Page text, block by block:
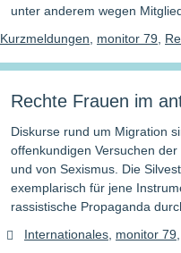
unter anderem wegen
Kurzmeldungen monitor 79
Rechte Frauen im
Diskurse rund um Migration
offenkundigen Versuchen
und von Sexismus. Die
exemplarisch für jene
rassistische Propaganda
Internationales monitor 79